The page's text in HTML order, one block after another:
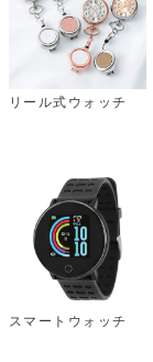
リール式ウォッチ
スマートウォッチ